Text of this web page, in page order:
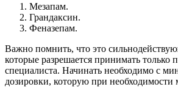
Мезапам.
Грандаксин.
Феназепам.
Важно помнить, что это
которые разрешается принимать только
специалиста. Начинать необходимо с
дозировки, которую при необходимости